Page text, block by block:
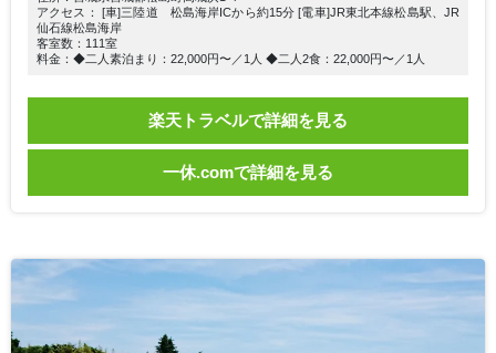
アクセス： [車]三陸道 松島海岸ICから約15分 [電車]JR東北本線松島駅、JR
仙石線松島海岸
客室数：111室
料金：◆二人素泊まり：22,000円〜／1人 ◆二人2食：22,000円〜／1人
楽天トラベルで詳細を見る
一休.comで詳細を見る